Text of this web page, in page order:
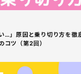
…」原因と乗り切り方を徹
コツ（第2回）